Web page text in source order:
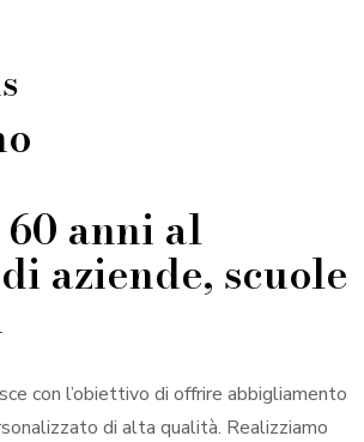
anni al
aziende, scuole
con l’obiettivo di offrire abbigliamento
di alta qualità. Realizziamo